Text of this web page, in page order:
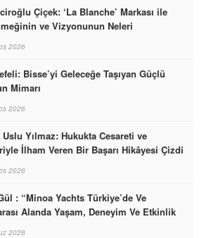
Çiçek: ‘La Blanche’ Markası ile
ve Vizyonunun Neleri
En Güzel Örneğini Sunuyor
2026
Bisse’yi Geleceğe Taşıyan Güçlü
Mimarı
2026
Yılmaz: Hukukta Cesareti ve
İlham Veren Bir Başarı Hikâyesi Çizdi
2026
: “Minoa Yachts Türkiye’de Ve
Alanda Yaşam, Deneyim Ve Etkinlik
2026